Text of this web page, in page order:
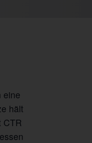
eine
hält
CTR